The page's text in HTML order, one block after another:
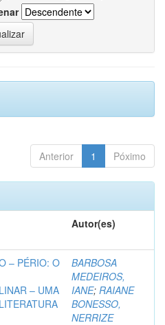
Anterior 1 Póximo
Autor(es)
– PÉRIO: O
– UMA
BARBOSA
MEDEIROS,
IANE; RAIANE
BONESSO,
NERRIZE